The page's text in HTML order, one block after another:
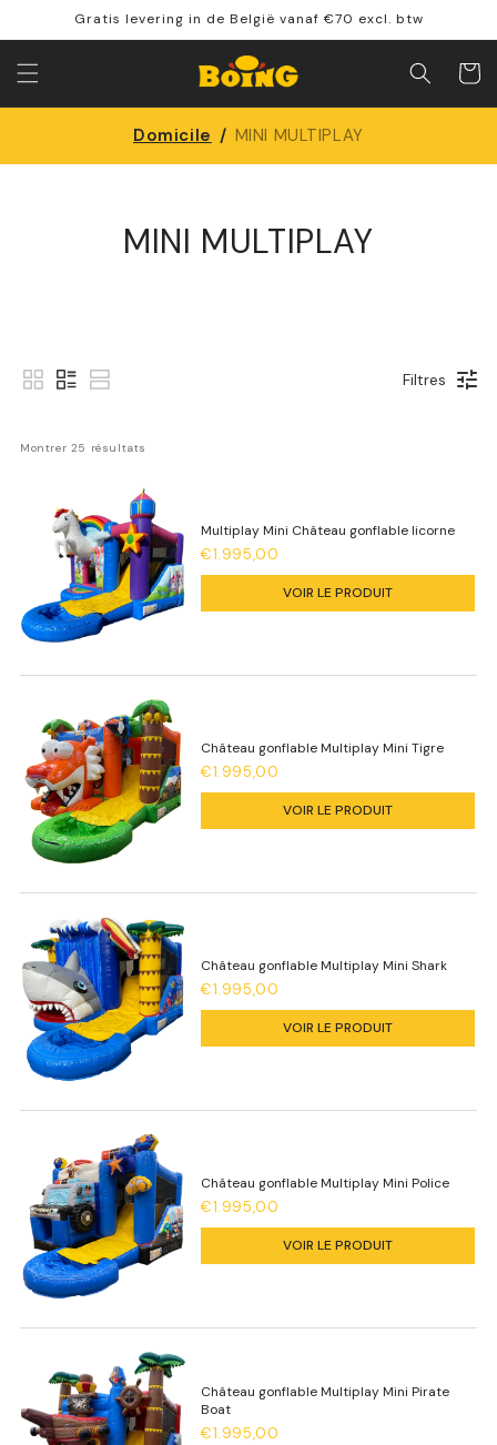
contenu
Gratis levering in de België vanaf €70 excl. btw
Panier
Domicile / MINI MULTIPLAY
MINI MULTIPLAY
Filtres
Montrer 25 résultats
Multiplay Mini Château gonflable licorne
€1.995,00
VOIR LE PRODUIT
Château gonflable Multiplay Mini Tigre
€1.995,00
VOIR LE PRODUIT
Château gonflable Multiplay Mini Shark
€1.995,00
VOIR LE PRODUIT
Château gonflable Multiplay Mini Police
€1.995,00
VOIR LE PRODUIT
Château gonflable Multiplay Mini Pirate
Boat
€1.995,00